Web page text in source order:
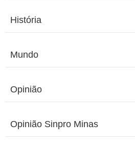
História
Mundo
Opinião
Opinião Sinpro Minas